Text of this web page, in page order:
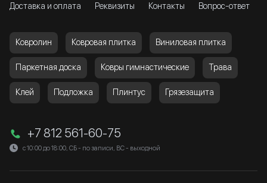
Доставка и оплата Реквизиты Контакты Вопрос-ответ
Ковролин Ковровая плитка Виниловая плитка
Паркетная доска Ковры гимнастические Трава
Клей Подложка Плинтус Грязезащита
+7 812 561-60-75
с 10:00 до 18:00, СБ - по записи, ВС - выходной